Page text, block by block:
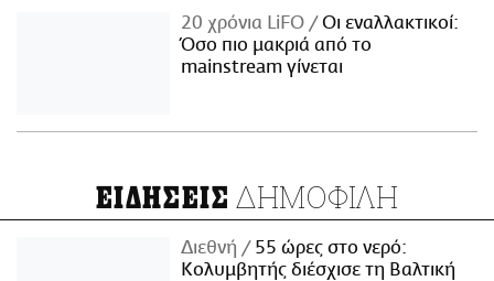
20 χρόνια LiFO
Οι εναλλακτικοί:
Όσο πιο μακριά από το
mainstream γίνεται
ΕΙΔΗΣΕΙΣ ΔΗΜΟΦΙΛΗ
Διεθνή
55 ώρες στο νερό:
Κολυμβητής διέσχισε τη Βαλτική